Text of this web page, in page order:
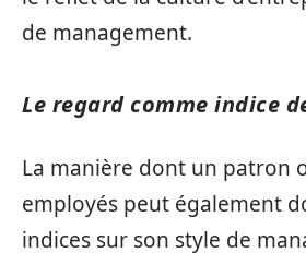
de management.
Le regard comme indice
La manière dont un patron
employés peut également
indices sur son style de